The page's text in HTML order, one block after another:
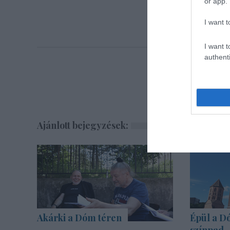
I want
I want
Ajánlott bejegyzések:
Akárki a Dóm téren
Épül a